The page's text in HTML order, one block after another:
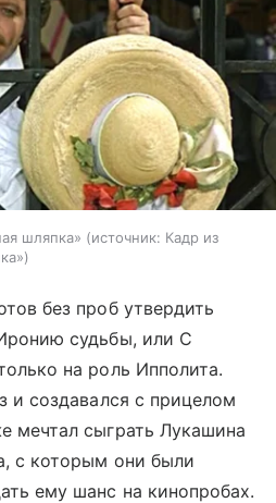
шляпка» источник: Кадр из
без проб утвердить
судьбы, или С
на роль Ипполита.
и создавался с прицелом
мечтал сыграть Лукашина
с которым они были
ему шанс на кинопробах.